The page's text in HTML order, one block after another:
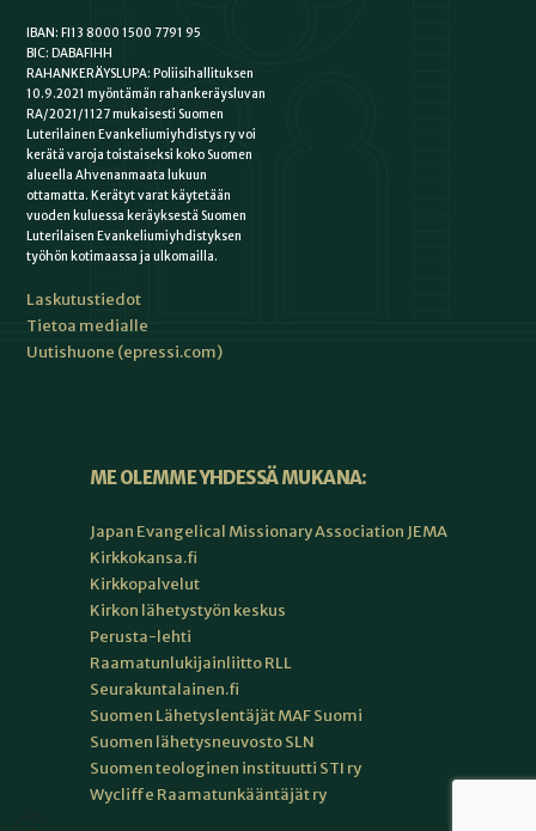
IBAN: FI13 8000 1500 7791 95
BIC: DABAFIHH
RAHANKERÄYSLUPA: Poliisihallituksen
10.9.2021 myöntämän rahankeräysluvan
RA/2021/1127 mukaisesti Suomen
Luterilainen Evankeliumiyhdistys ry voi
kerätä varoja toistaiseksi koko Suomen
alueella Ahvenanmaata lukuun
ottamatta. Kerätyt varat käytetään
vuoden kuluessa keräyksestä Suomen
Luterilaisen Evankeliumiyhdistyksen
työhön kotimaassa ja ulkomailla.
Laskutustiedot
Tietoa medialle
Uutishuone (epressi.com)
ME OLEMME YHDESSÄ MUKANA:
Japan Evangelical Missionary Association JEMA
Kirkkokansa.fi
Kirkkopalvelut
Kirkon lähetystyön keskus
Perusta-lehti
Raamatunlukijainliitto RLL
Seurakuntalainen.fi
Suomen Lähetyslentäjät MAF Suomi
Suomen lähetysneuvosto SLN
Suomen teologinen instituutti STI ry
Wycliffe Raamatunkääntäjät ry